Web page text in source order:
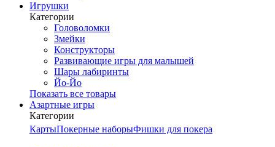
Игрушки
Категории
Головоломки
Змейки
Конструкторы
Развивающие игры для малышей
Шары лабиринты
Йо-Йо
Показать все товары
Азартные игры
Категории
КартыПокерные наборыФишки для покера